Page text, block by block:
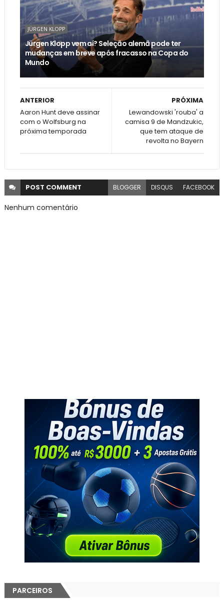
JÜRGEN KLOPP
Jürgen Klopp vem aí? Seleção alemã pode ter
mudanças em breve após fracasso na Copa do
Mundo
PRÓXIMA
Lewandowski 'rouba' a
camisa 9 de Mandzukic,
que tem ataque de
revolta no Bayern
ANTERIOR
Aaron Hunt deve assinar
com o Wolfsburg na
próxima temporada
POST COMMENT BLOGGER DISQUS FACEBOOK
Nenhum comentário
PARCEIROS